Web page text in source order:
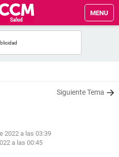
MENU
Siguiente Tema
2022 a las 03:39
a las 00:45